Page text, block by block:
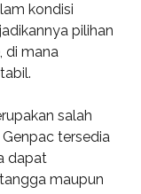
kondisi
pilihan
di mana
salah
tersedia
dapat
maupun